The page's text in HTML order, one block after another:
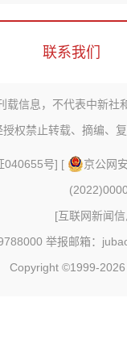
联系我们
载信息，不代表中新社
授权禁止转载、摘编、
040655号] [
京公网
[互联网新闻
举报邮箱：
Copyright ©1999-